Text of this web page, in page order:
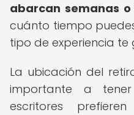
abarcan semanas o
cuánto tiempo
tipo de experiencia te
La ubicación del
importante a
escritores